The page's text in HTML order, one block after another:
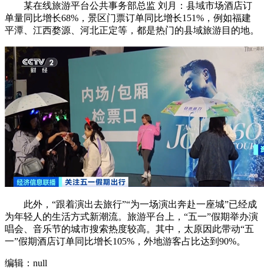
某在线旅游平台公共事务部总监 刘月：县域市场酒店订
单量同比增长68%，景区门票订单同比增长151%，例如福建
平潭、江西婺源、河北正定等，都是热门的县域旅游目的地。
此外，“跟着演出去旅行”“为一场演出奔赴一座城”已经成
为年轻人的生活方式新潮流。旅游平台上，“五一”假期举办演
唱会、音乐节的城市搜索热度较高。其中，太原因此带动“五
一”假期酒店订单同比增长105%，外地游客占比达到90%。
编辑：null